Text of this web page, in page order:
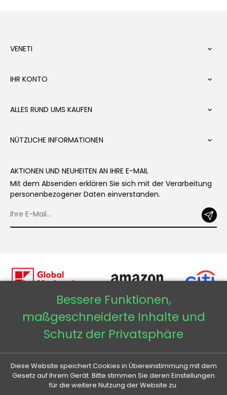
VENETI 
IHR KONTO 
ALLES RUND UMS KAUFEN 
NÜTZLICHE INFORMATIONEN 
AKTIONEN UND NEUHEITEN AN IHRE E-MAIL
Mit dem Absenden erklären Sie sich mit der Verarbeitung
personenbezogener Daten einverstanden.
Veneti CZ
Bessere Funktionen,
maßgeschneiderte Inhalte und
Schutz der Privatsphäre
Diese Website speichert Cookies in Übereinstimmung mit dem
Gesetz auf Ihrem Gerät. Bitte stimmen Sie deren Einstellungen
für die weitere Nutzung der Website zu.